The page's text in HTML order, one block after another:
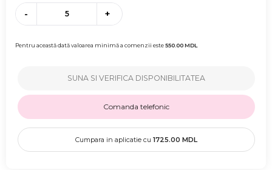
- +
Pentru această dată valoarea minimă a comenzii este550.00MDL
SUNA SI VERIFICA DISPONIBILITATEA
Comanda telefonic
Cumpara in aplicatie cu 1725.00 MDL